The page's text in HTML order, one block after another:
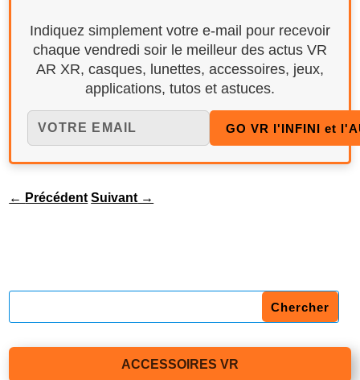
Indiquez simplement votre e-mail pour recevoir
chaque vendredi soir le meilleur des actus VR
AR XR, casques, lunettes, accessoires, jeux,
applications, tutos et astuces.
← Précédent Suivant →
ACCESSOIRES VR